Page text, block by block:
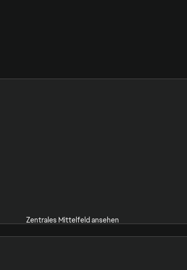
Zentrales Mittelfeld ansehen